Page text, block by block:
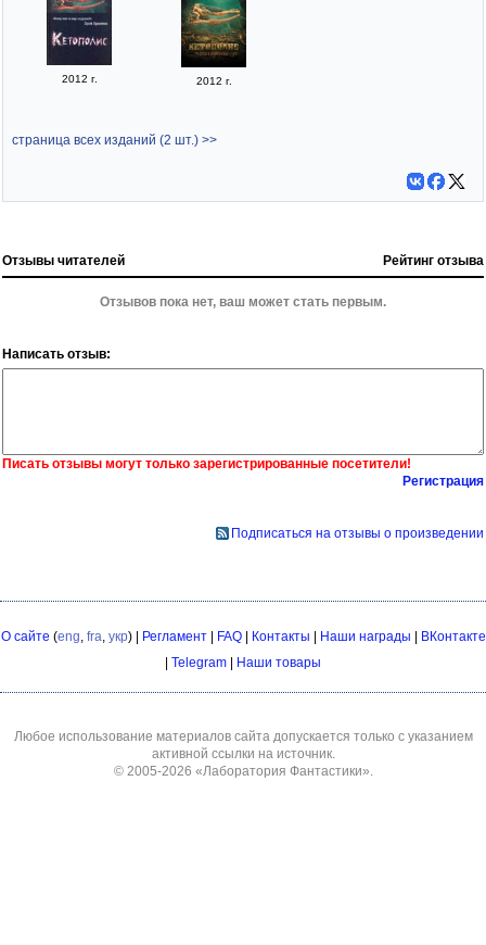
2012 г. 2012 г.
страница всех изданий (2 шт.) >>
Отзывы читателей Рейтинг отзыва
Отзывов пока нет, ваш может стать первым.
Написать отзыв:
Писать отзывы могут только зарегистрированные посетители!
Регистрация
Подписаться на отзывы о произведении
О сайте (eng fra укр) | Регламент| FAQ| Контакты | Наши награды | ВКонтакте
| Telegram | Наши товары
Любое использование материалов сайта допускается только с указанием
активной ссылки на источник.
© 2005-2026 «Лаборатория Фантастики»